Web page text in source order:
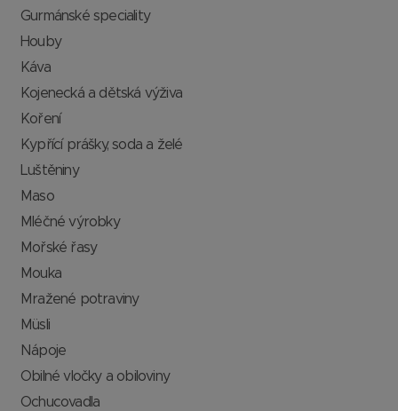
Gurmánské speciality
Houby
Káva
Kojenecká a dětská výživa
Koření
Kypřící prášky, soda a želé
Luštěniny
Maso
Mléčné výrobky
Mořské řasy
Mouka
Mražené potraviny
Müsli
Nápoje
Obilné vločky a obiloviny
Ochucovadla